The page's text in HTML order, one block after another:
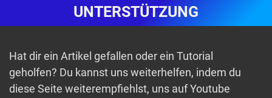
UNTERSTÜTZUNG
Hat dir ein Artikel gefallen oder ein Tutorial
geholfen? Du kannst uns weiterhelfen, indem du
diese Seite weiterempfiehlst, uns auf Youtube